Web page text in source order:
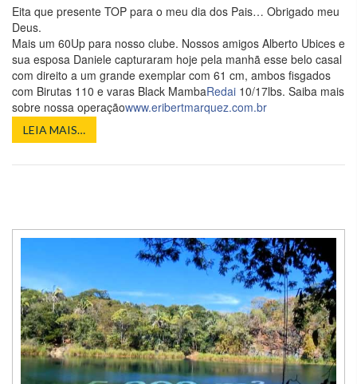
DOUBLE
DE
UBICES
E
SUA
ESPOSA
DANIELE
Eita que presente TOP para o meu dia dos Pais… Obrigado meu
Deus.
Mais um 60Up para nosso clube. Nossos amigos Alberto Ubices e
sua esposa Daniele capturaram hoje pela manhã esse belo casal
com direito a um grande exemplar com 61 cm, ambos fisgados
com Birutas 110 e varas Black MambaRedai 10/17lbs. Saiba mais
sobre nossa operaçãowww.eribertmarquez.com.br
LEIA MAIS…